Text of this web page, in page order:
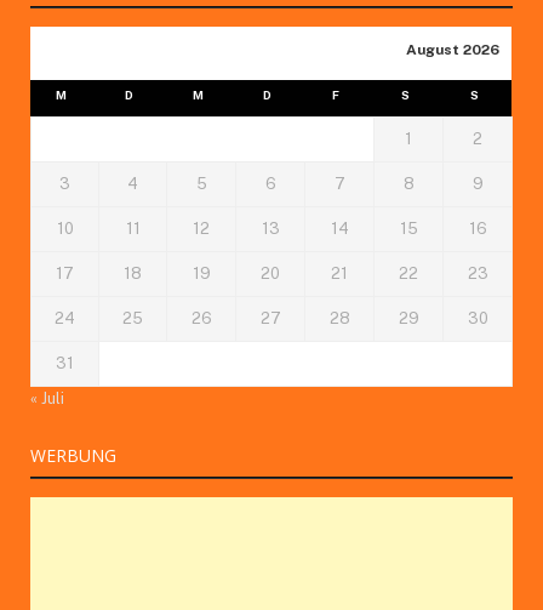
August 2026
M D M D F S S
1 2
3 4 5 6 7 8 9
10 11 12 13 14 15 16
17 18 19 20 21 22 23
24 25 26 27 28 29 30
31
« Juli
WERBUNG